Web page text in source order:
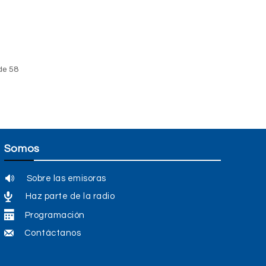
58
Somos
Sobre las emisoras
Haz parte de la radio
Programación
Contáctanos